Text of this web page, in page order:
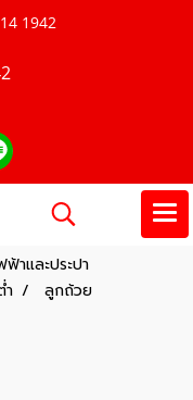
1942
าและประปา
ำ
ลูกถ้วย